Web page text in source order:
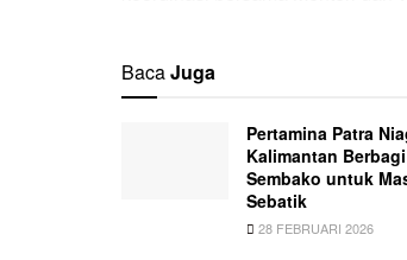
BacaJuga
Pertamina Patra
Kalimantan
Sembako untuk
Sebatik
28 FEBRUARI 2026